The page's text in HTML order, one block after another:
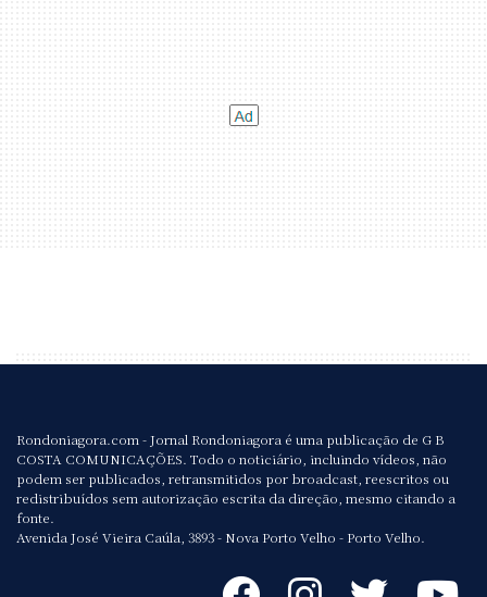
Rondoniagora.com - Jornal Rondoniagora é uma publicação de G B
COSTA COMUNICAÇÕES. Todo o noticiário, incluindo vídeos, não
podem ser publicados, retransmitidos por broadcast, reescritos ou
redistribuídos sem autorização escrita da direção, mesmo citando a
fonte.
Avenida José Vieira Caúla, 3893 - Nova Porto Velho - Porto Velho.